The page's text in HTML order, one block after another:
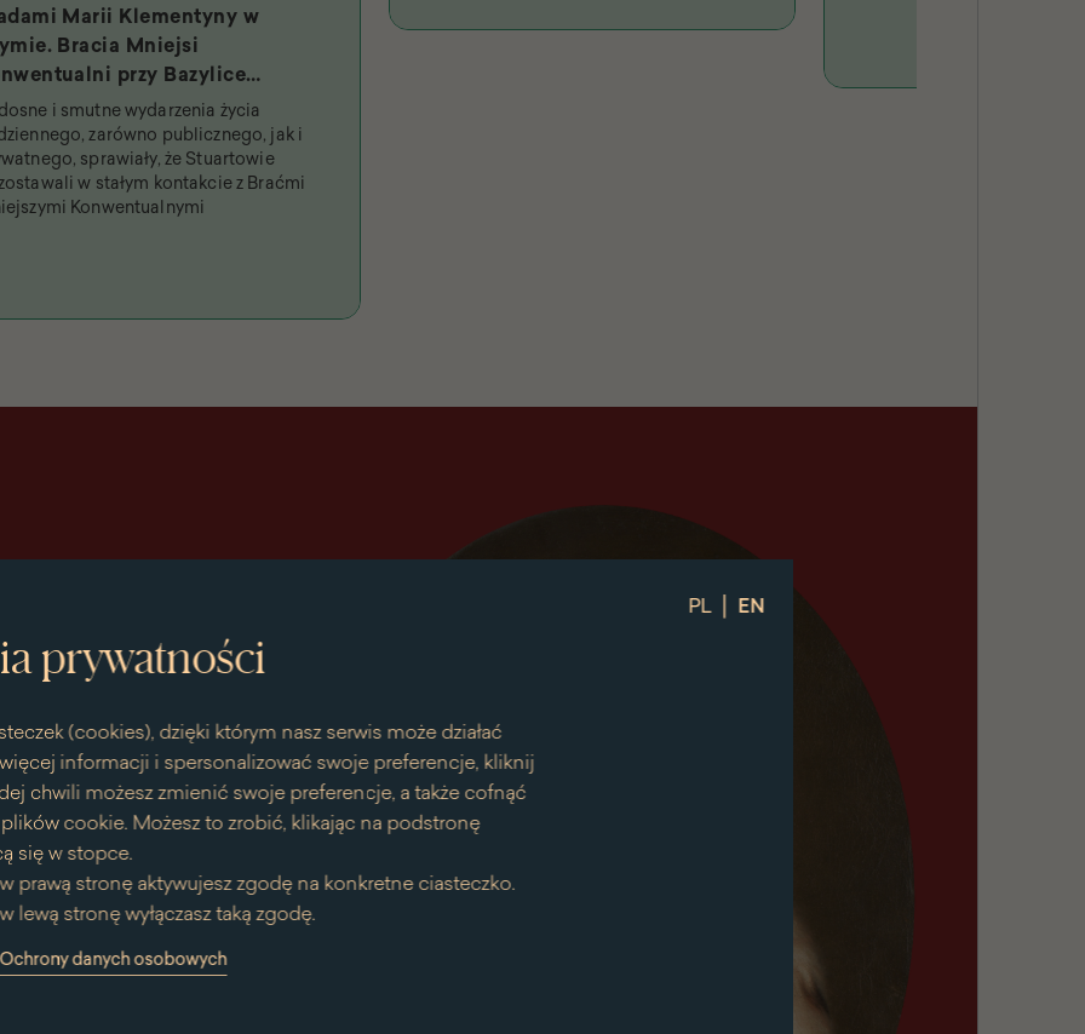
PL | EN
prywatności
(cookies), dzięki którym nasz serwis może działać
informacji i spersonalizować swoje preferencje, kliknij
chwili możesz zmienić swoje preferencje, a także cofnąć
cookie. Możesz to zrobić, klikając na podstronę
się w stopce.
prawą stronę aktywujesz zgodę na konkretne ciasteczko.
lewą stronę wyłączasz taką zgodę.
danych osobowych
Marii Klementyny w
Bracia Mniejsi
przy Bazylice
Dwunastu Apostołów i
królowa
i smutne wydarzenia życia
zarówno publicznego, jak i
sprawiały, że Stuartowie
w stałym kontakcie z Braćmi
Konwentualnymi